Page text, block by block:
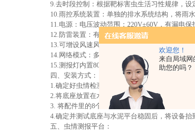
欢迎您！
来自局域网
助您的吗？
9.去时段控制：根据靶标害虫生活习性规律，设
10.雨控系统装置：单独的排水系统结构，将雨
11.电源：电压波动范围：220V±60V，有漏电保
12.防雷装置：有效防止雷击。
13.可增设风速风向、地温地湿、光照、雨量等
14.网络模式：多种联网方式4G、WIFI有线可任
15.测报灯内置800W像素图像采集设备，可通过
四、安装方式：
1.确定好虫情检测设备安装位置，提前预制一定
2.将底座放置在水泥平台上，根据底座固定脚孔
3. 将配件里的8个膨胀螺丝嵌入打好的孔中，将
4.确定并测试底座与水泥平台稳固后，将设备
五、虫情测报平台：